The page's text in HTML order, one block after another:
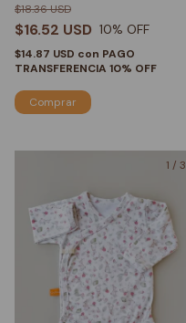
$16.52 USD
$18.36 USD
10% OFF
$14.87 USD con PAGO
TRANSFERENCIA 10% OFF
Comprar
1 / 3